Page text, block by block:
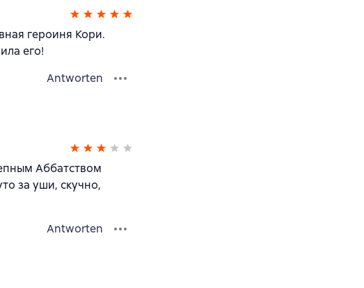
героиня Кори.
его!
Antworten
Аббатством
за уши, скучно,
Antworten